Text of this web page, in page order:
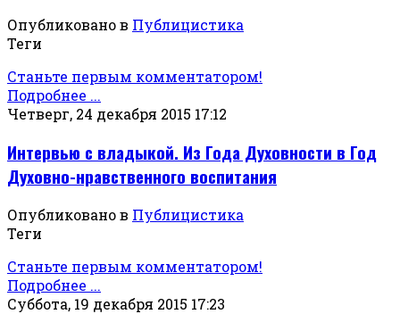
Опубликовано в Публицистика
Теги
Станьте первым комментатором!
Подробнее ...
Четверг, 24 декабря 2015 17:12
Интервью с владыкой. Из Года Духовности в Год
Духовно-нравственного воспитания
Опубликовано в Публицистика
Теги
Станьте первым комментатором!
Подробнее ...
Суббота, 19 декабря 2015 17:23